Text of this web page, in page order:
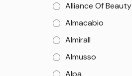
Alliance Of Beauty
Almacabio
Almirall
Almusso
Alpa